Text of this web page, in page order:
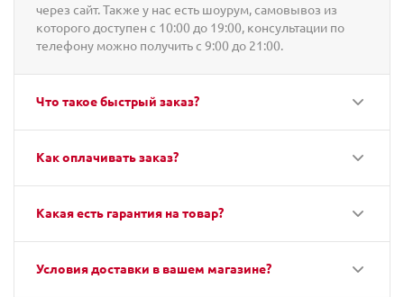
через сайт. Также у нас есть шоурум, самовывоз из
которого доступен с 10:00 до 19:00, консультации по
телефону можно получить с 9:00 до 21:00.
Что такое быстрый заказ?
Как оплачивать заказ?
Какая есть гарантия на товар?
Условия доставки в вашем магазине?